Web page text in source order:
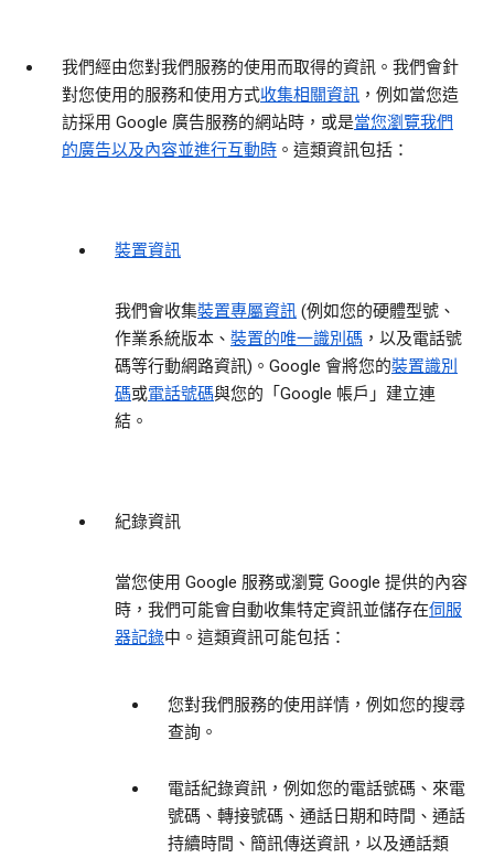
我們經由您對我們服務的使用而取得的資訊。 我們會針
對您使用的服務和使用方式收集相關資訊 ，例如當您造
訪採用 Google 廣告服務的網站時，或是當您瀏覽我們
的廣告以及內容並進行互動時 。這類資訊包括：
裝置資訊
我們會收集裝置專屬資訊 (例如您的硬體型號、
作業系統版本、 裝置的唯一識別碼 ，以及電話號
碼等行動網路資訊)。Google 會將您的裝置識別
碼或電話號碼與您的「Google 帳戶」建立連
結。
紀錄資訊
當您使用 Google 服務或瀏覽 Google 提供的內容
時，我們可能會自動收集特定資訊並儲存在伺服
器記錄中。這類資訊可能包括：
您對我們服務的使用詳情，例如您的搜尋
查詢。
電話紀錄資訊，例如您的電話號碼、來電
號碼、轉接號碼、通話日期和時間、通話
持續時間、簡訊傳送資訊，以及通話類